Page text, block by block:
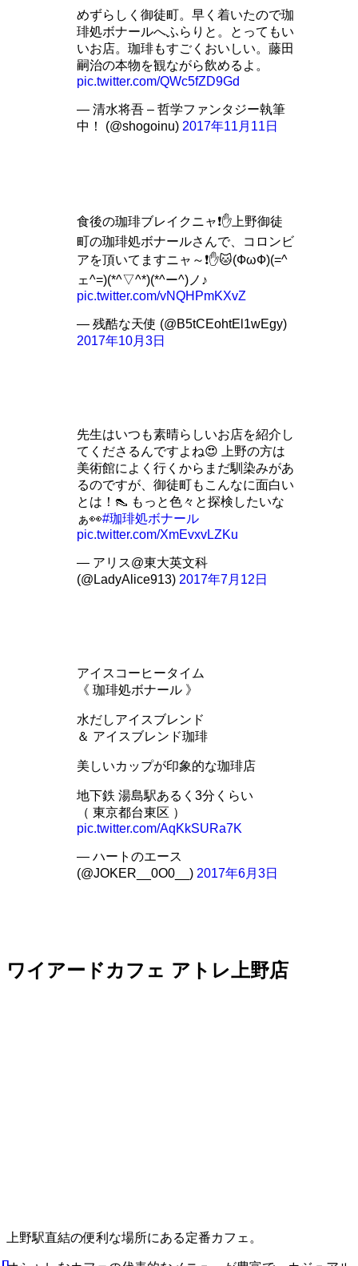
めずらしく御徒町。早く着いたので珈
琲処ボナールへふらりと。とってもい
いお店。珈琲もすごくおいしい。藤田
嗣治の本物を観ながら飲めるよ。
pic.twitter.com/QWc5fZD9Gd
— 清水将吾 – 哲学ファンタジー執筆
中！ (@shogoinu) 2017年11月11日
食後の珈琲ブレイクニャ❗✋上野御徒
町の珈琲処ボナールさんで、コロンビ
アを頂いてますニャ～❗✋🐱(ФωФ)(=^
ェ^=)(*^▽^*)(*^ー^)ノ♪
pic.twitter.com/vNQHPmKXvZ
— 残酷な天使 (@B5tCEohtEl1wEgy)
2017年10月3日
先生はいつも素晴らしいお店を紹介し
てくださるんですよね😍 上野の方は
美術館によく行くからまだ馴染みがあ
るのですが、御徒町もこんなに面白い
とは！👠 もっと色々と探検したいな
ぁ👀#珈琲処ボナール
pic.twitter.com/XmEvxvLZKu
— アリス@東大英文科
(@LadyAlice913) 2017年7月12日
アイスコーヒータイム
《 珈琲処ボナール 》
水だしアイスブレンド
＆ アイスブレンド珈琲
美しいカップが印象的な珈琲店
地下鉄 湯島駅あるく3分くらい
（ 東京都台東区 ）
pic.twitter.com/AqKkSURa7K
— ハートのエース
(@JOKER__0O0__) 2017年6月3日
ワイアードカフェ アトレ上野店
上野駅直結の便利な場所にある定番カフェ。